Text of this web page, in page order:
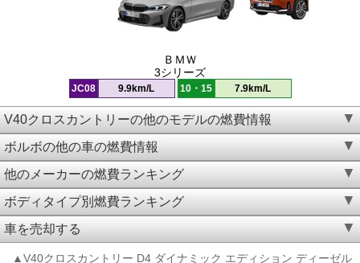
ＢＭＷ
3シリーズ
JC08 9.9km/L 10・15 7.9km/L
V40クロスカントリーの他のモデルの燃費情報
ボルボの他の車の燃費情報
他のメーカーの燃費ランキング
ボディタイプ別燃費ランキング
車を売却する
▲V40クロスカントリー D4 ダイナミック エディション ディーゼル